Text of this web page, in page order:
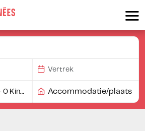
Accommodatie/plaats